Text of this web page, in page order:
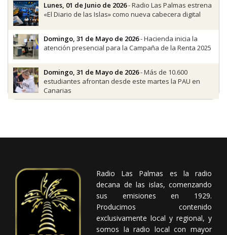
Lunes, 01 de Junio de 2026- Radio Las Palmas estrena
«El Diario de las Islas» como nueva cabecera digital
Domingo, 31 de Mayo de 2026- Hacienda inicia la
atención presencial para la Campaña de la Renta 2025
Domingo, 31 de Mayo de 2026- Más de 10.600
estudiantes afrontan desde este martes la PAU en
Canarias
Radio Las Palmas es la radio
decana de las islas, comenzando
sus emisiones en 1929.
Producimos contenido
exclusivamente local y regional, y
somos la radio local con mayor